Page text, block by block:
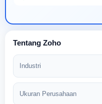
Tentang Zoho
Industri
Ukuran Perusahaan